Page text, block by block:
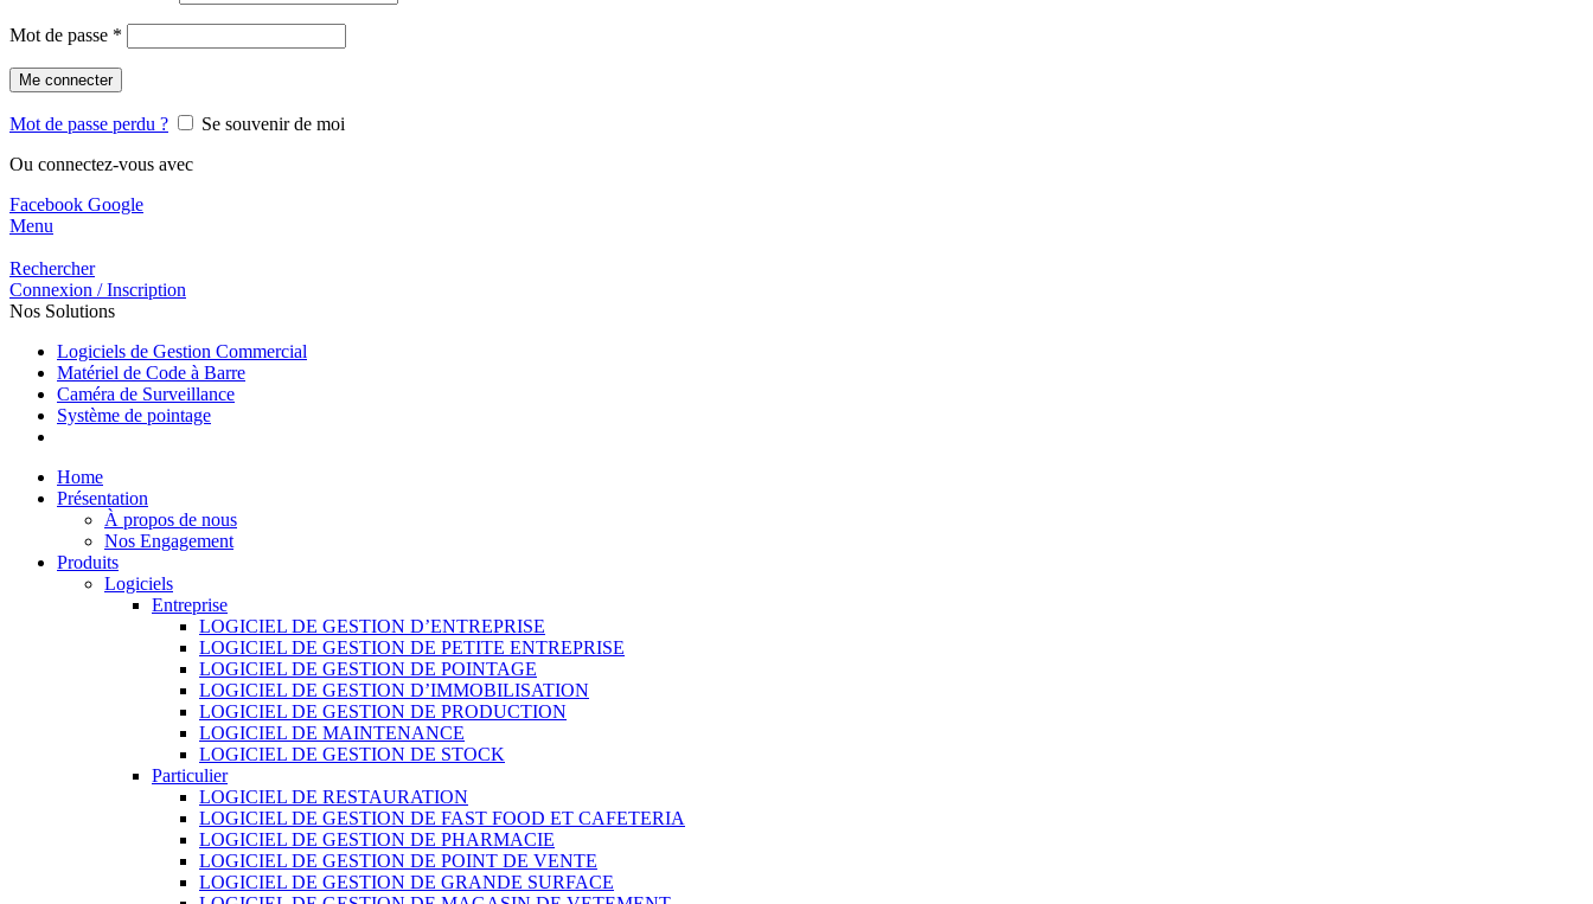
Mot de passe *
Me connecter
Mot de passe perdu ?
Se souvenir de moi
Ou connectez-vous avec
Facebook Google
Menu
Rechercher
Connexion / Inscription
Nos Solutions
Logiciels de Gestion Commercial
Matériel de Code à Barre
Caméra de Surveillance
Système de pointage
Home
Présentation
À propos de nous
Nos Engagement
Produits
Logiciels
Entreprise
LOGICIEL DE GESTION D’ENTREPRISE
LOGICIEL DE GESTION DE PETITE ENTREPRISE
LOGICIEL DE GESTION DE POINTAGE
LOGICIEL DE GESTION D’IMMOBILISATION
LOGICIEL DE GESTION DE PRODUCTION
LOGICIEL DE MAINTENANCE
LOGICIEL DE GESTION DE STOCK
Particulier
LOGICIEL DE RESTAURATION
LOGICIEL DE GESTION DE FAST FOOD ET CAFETERIA
LOGICIEL DE GESTION DE PHARMACIE
LOGICIEL DE GESTION DE POINT DE VENTE
LOGICIEL DE GESTION DE GRANDE SURFACE